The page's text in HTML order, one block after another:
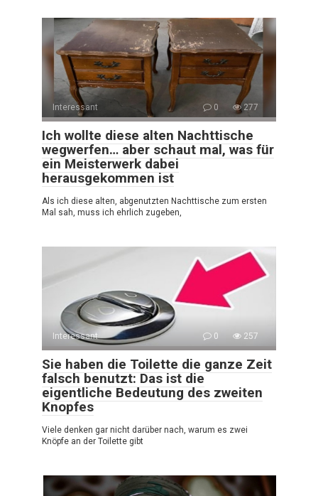
Interessant 0 277
Ich wollte diese alten Nachttische
wegwerfen… aber schaut mal, was für
ein Meisterwerk dabei
herausgekommen ist
Als ich diese alten, abgenutzten Nachttische zum ersten
Mal sah, muss ich ehrlich zugeben,
Interessant 0 257
Sie haben die Toilette die ganze Zeit
falsch benutzt: Das ist die
eigentliche Bedeutung des zweiten
Knopfes
Viele denken gar nicht darüber nach, warum es zwei
Knöpfe an der Toilette gibt